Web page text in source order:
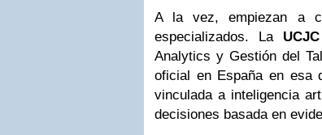
A la vez, empiezan a
especializados. La UCJC
Analytics y Gestión del
oficial en España en esa
vinculada a inteligencia
decisiones basada en